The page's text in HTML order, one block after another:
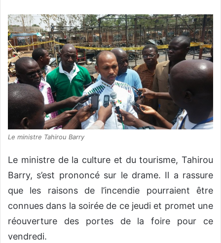
Le ministre Tahirou Barry
Le ministre de la culture et du tourisme, Tahirou
Barry, s’est prononcé sur le drame. Il a rassure
que les raisons de l’incendie pourraient être
connues dans la soirée de ce jeudi et promet une
réouverture des portes de la foire pour ce
vendredi.